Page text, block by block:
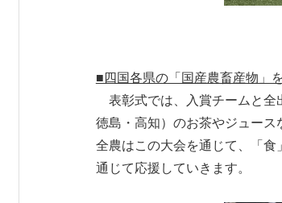
■四国各県の「国産農畜産物」
表彰式では、入賞チームと全
徳島・高知）のお茶やジュース
全農はこの大会を通じて、「
通じて応援していきます。